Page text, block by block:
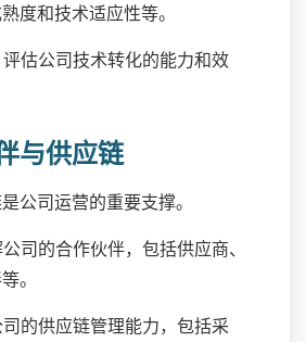
度和技术适应性等。
估公司技术转化的能力和效
与供应链
公司运营的重要支撑。
司的合作伙伴，包括供应商、
。
的供应链管理能力，包括采